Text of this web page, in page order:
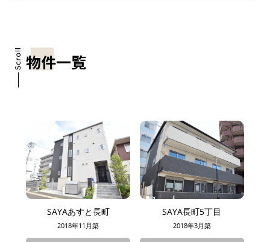
物件一覧
SAYAあすと長町
2018年11月築
SAYA長町5丁目
2018年3月築